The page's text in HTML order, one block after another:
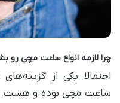
چرا لازمه انواع ساعت مچی رو
احتمالا یکی از
ساعت مچی بوده و هست.